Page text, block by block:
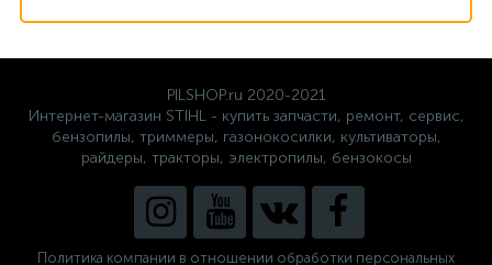
PILSHOP.ru 2020-2021
Интернет-магазин STIHL - купить запчасти, ремонт, сервис,
бензопилы, триммеры, газонокосилки, культиваторы,
райдеры, тракторы, электропилы, бензокосы
Политика компании в отношении обработки персональных